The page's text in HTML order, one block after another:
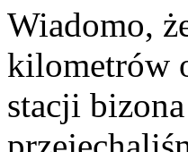
Wiadomo,
kilometrów
stacji